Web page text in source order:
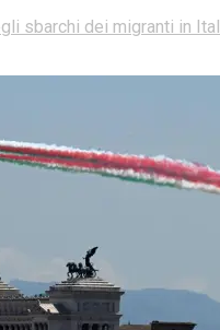
sbarchi dei migranti in